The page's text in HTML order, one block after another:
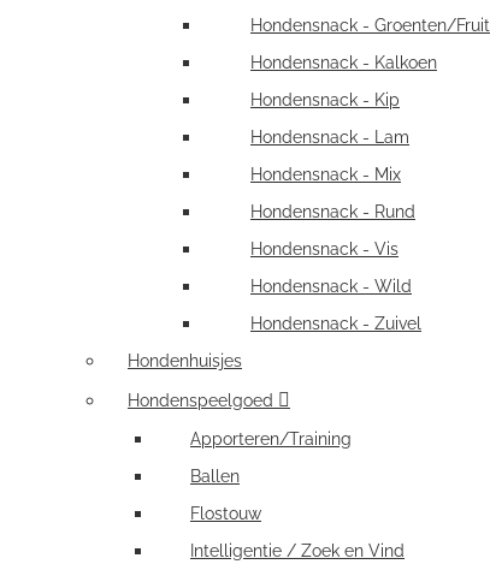
Hondensnack - Groenten/Fruit
Hondensnack - Kalkoen
Hondensnack - Kip
Hondensnack - Lam
Hondensnack - Mix
Hondensnack - Rund
Hondensnack - Vis
Hondensnack - Wild
Hondensnack - Zuivel
Hondenhuisjes
Hondenspeelgoed
Apporteren/Training
Ballen
Flostouw
Intelligentie / Zoek en Vind